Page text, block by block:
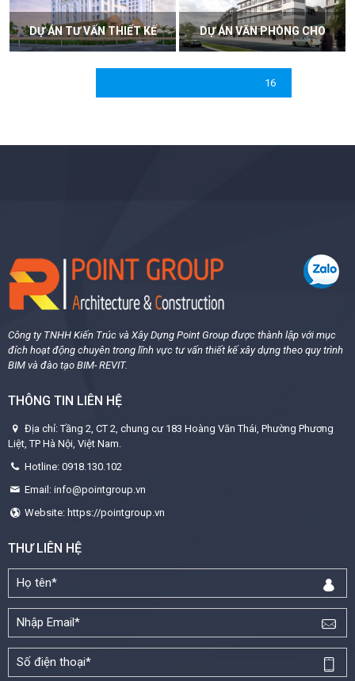
MẪU THIẾT KẾ BIỆT THỰ
– SƠN TÂY
XEM CHI TIẾT
MẪU THIẾT KẾ BIỆT THỰ
CỔ ĐIỂN SANG TRỌNG –
XEM CHI TIẾT
16
Công ty TNHH Kiến Trúc và Xây Dựng Point Group được thành lập với mục
đích hoạt động chuyên trong lĩnh vực tư vấn thiết kế xây dựng theo quy trình
BIM và đào tạo BIM- REVIT.
THÔNG TIN LIÊN HỆ
Địa chỉ: Tầng 2, CT 2, chung cư 183 Hoàng Văn Thái, Phường Phương
Liệt, TP Hà Nội, Việt Nam.
Hotline: 0918.130.102
Email: info@pointgroup.vn
Website: https://pointgroup.vn
THƯ LIÊN HỆ